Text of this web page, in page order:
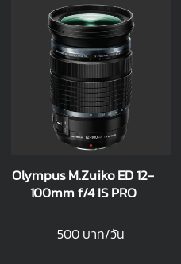
Olympus M.Zuiko ED 12-
100mm f/4 IS PRO
500 บาท/วัน